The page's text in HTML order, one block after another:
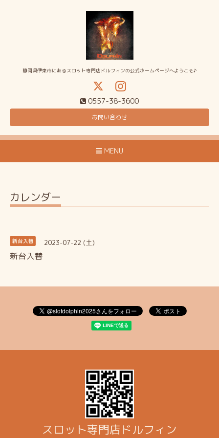
静岡県伊東市にあるスロット専門店ドルフィンの公式ホームページへようこそ♪
0557-38-3600
お問い合わせ
MENU
カレンダー
新台入替 2023-07-22 (土)
新台入替
スロット専門店ドルフィン